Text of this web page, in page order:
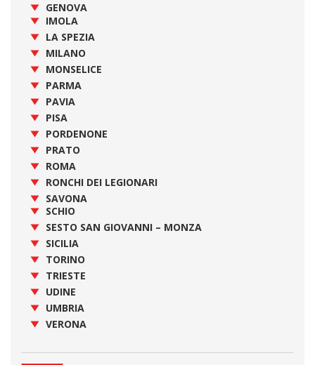
GENOVA
IMOLA
LA SPEZIA
MILANO
MONSELICE
PARMA
PAVIA
PISA
PORDENONE
PRATO
ROMA
RONCHI DEI LEGIONARI
SAVONA
SCHIO
SESTO SAN GIOVANNI – MONZA
SICILIA
TORINO
TRIESTE
UDINE
UMBRIA
VERONA